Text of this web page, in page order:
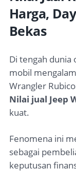
Harga,
Bekas
Di tengah dunia
mobil
Wrangler
Nilai jual Jeep
kuat.
Fenomena ini
sebagai
keputusan